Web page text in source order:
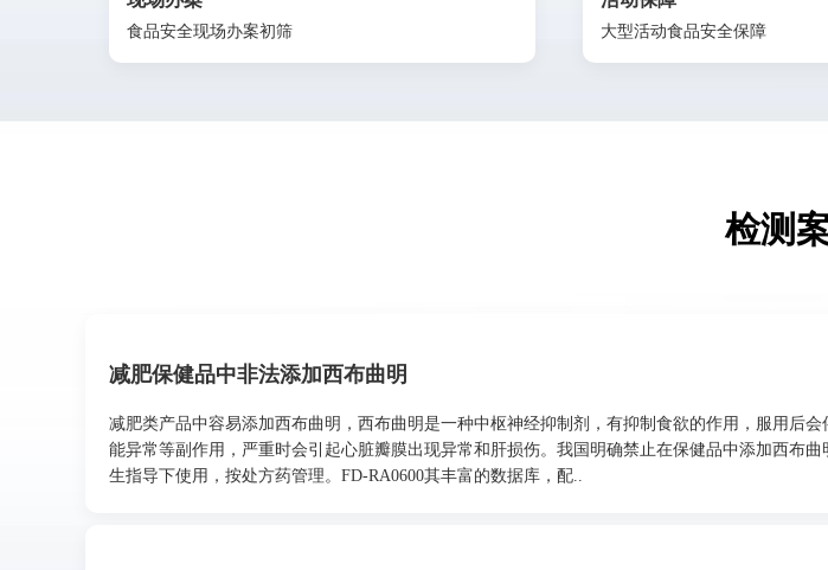
食品安全现场办案初筛 大型活动食品安全保障
检测
减肥保健品中非法添加西布曲明
减肥类产品中容易添加西布曲明，西布曲明是一种中枢神经抑制剂，有抑制食欲的作用，服用后
能异常等副作用，严重时会引起心脏瓣膜出现异常和肝损伤。我国明确禁止在保健品中添加西布
生指导下使用，按处方药管理。FD-RA0600其丰富的数据库，配..